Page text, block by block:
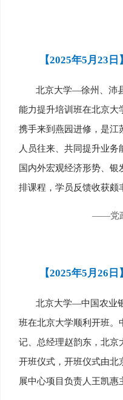
【2025年5月23日】
北京大学—徐州、沛
能力提升培训班在北京大
携手来到燕园进修，是江
人员往来、共同提升业
国内外宏观经济形势、
排课程，学员反馈收获颇
——党
【2025年5月26日】
北京大学—中国农业
班在北京大学顺利开班。
记、总经理赵韵东，北京
开班仪式，开班仪式由北
展中心项目负责人王凯惠